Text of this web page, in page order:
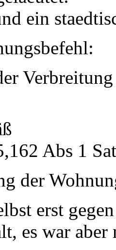
ein
Abs 1
der
erst
es war aber